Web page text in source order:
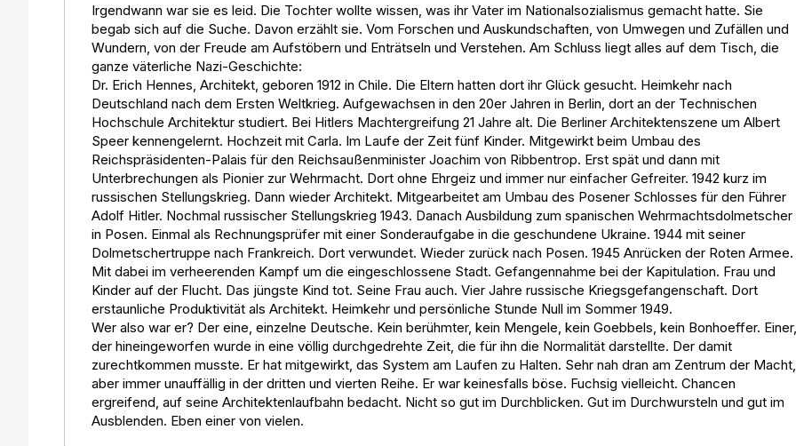
Irgendwann war sie es leid. Die Tochter wollte wissen, was ihr Vater im Nationalsozialismus gemacht hatte. Sie
begab sich auf die Suche. Davon erzählt sie. Vom Forschen und Auskundschaften, von Umwegen und Zufällen und
Wundern, von der Freude am Aufstöbern und Enträtseln und Verstehen. Am Schluss liegt alles auf dem Tisch, die
ganze väterliche Nazi-Geschichte:
Dr. Erich Hennes, Architekt, geboren 1912 in Chile. Die Eltern hatten dort ihr Glück gesucht. Heimkehr nach
Deutschland nach dem Ersten Weltkrieg. Aufgewachsen in den 20er Jahren in Berlin, dort an der Technischen
Hochschule Architektur studiert. Bei Hitlers Machtergreifung 21 Jahre alt. Die Berliner Architektenszene um Albert
Speer kennengelernt. Hochzeit mit Carla. Im Laufe der Zeit fünf Kinder. Mitgewirkt beim Umbau des
Reichspräsidenten-Palais für den Reichsaußenminister Joachim von Ribbentrop. Erst spät und dann mit
Unterbrechungen als Pionier zur Wehrmacht. Dort ohne Ehrgeiz und immer nur einfacher Gefreiter. 1942 kurz im
russischen Stellungskrieg. Dann wieder Architekt. Mitgearbeitet am Umbau des Posener Schlosses für den Führer
Adolf Hitler. Nochmal russischer Stellungskrieg 1943. Danach Ausbildung zum spanischen Wehrmachtsdolmetscher
in Posen. Einmal als Rechnungsprüfer mit einer Sonderaufgabe in die geschundene Ukraine. 1944 mit seiner
Dolmetschertruppe nach Frankreich. Dort verwundet. Wieder zurück nach Posen. 1945 Anrücken der Roten Armee.
Mit dabei im verheerenden Kampf um die eingeschlossene Stadt. Gefangennahme bei der Kapitulation. Frau und
Kinder auf der Flucht. Das jüngste Kind tot. Seine Frau auch. Vier Jahre russische Kriegsgefangenschaft. Dort
erstaunliche Produktivität als Architekt. Heimkehr und persönliche Stunde Null im Sommer 1949.
Wer also war er? Der eine, einzelne Deutsche. Kein berühmter, kein Mengele, kein Goebbels, kein Bonhoeffer. Einer,
der hineingeworfen wurde in eine völlig durchgedrehte Zeit, die für ihn die Normalität darstellte. Der damit
zurechtkommen musste. Er hat mitgewirkt, das System am Laufen zu Halten. Sehr nah dran am Zentrum der Macht,
aber immer unauffällig in der dritten und vierten Reihe. Er war keinesfalls böse. Fuchsig vielleicht. Chancen
ergreifend, auf seine Architektenlaufbahn bedacht. Nicht so gut im Durchblicken. Gut im Durchwursteln und gut im
Ausblenden. Eben einer von vielen.